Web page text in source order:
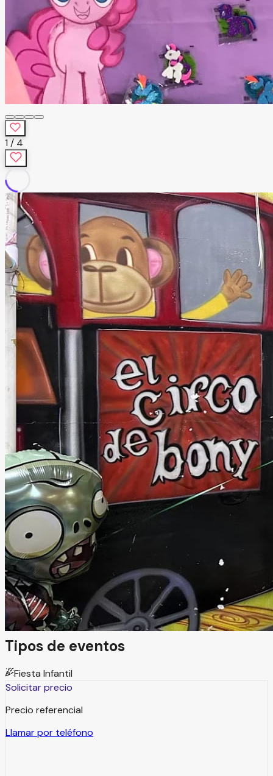
1 / 4
Salones de fiesta El Circo
de Bony
Ciudad de México, Ciudad de México
Información
El Circo de Bony es un salón de fiestas infantiles que
ofrece un concepto integral de entretenimiento, seguridad
y diversión. Cada evento está diseñado con atención,
calidad y servicio para brindar una experiencia inolvidable.
Tipos de eventos
Fiesta Infantil
Solicitar precio
Precio referencial
Llamar por teléfono